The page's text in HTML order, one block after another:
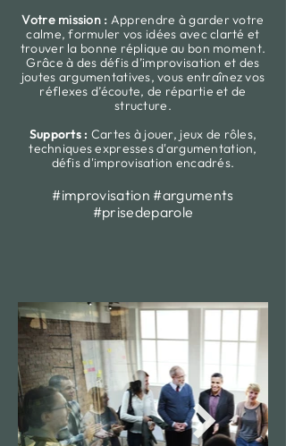
Votre mission : Apprendre à garder votre
calme, formuler vos idées avec clarté et
trouver la bonne réplique au bon moment.
Grâce à des défis d’improvisation et des
joutes argumentatives, vous entraînez vos
réflexes d’écoute, de répartie et de
structure.
Supports : Cartes à jouer, jeux de rôles,
techniques expresses d'argumentation,
défis d'improvisation encadrés.
#improvisation #arguments
#prisedeparole​​